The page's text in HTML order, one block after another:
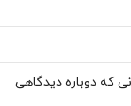
که دوباره دیدگاهی